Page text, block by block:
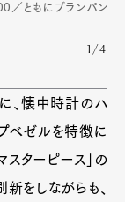
／ともにブランパン
1/4
に、懐中時計のハ
ベゼルを特徴に
スターピース」の
をしながらも、